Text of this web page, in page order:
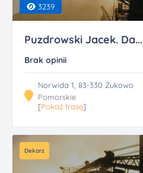
3239
Puzdrowski Jacek. Da...
Brak opinii
Norwida 1, 83-330 Żukowo
Pomorskie
[Pokaż trasę]
Dekarz